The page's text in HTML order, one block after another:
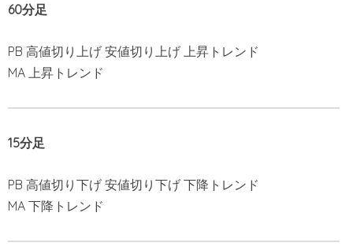
60分足
PB 高値切り上げ 安値切り上げ 上昇トレンド
MA 上昇トレンド
15分足
PB 高値切り下げ 安値切り下げ 下降トレンド
MA 下降トレンド